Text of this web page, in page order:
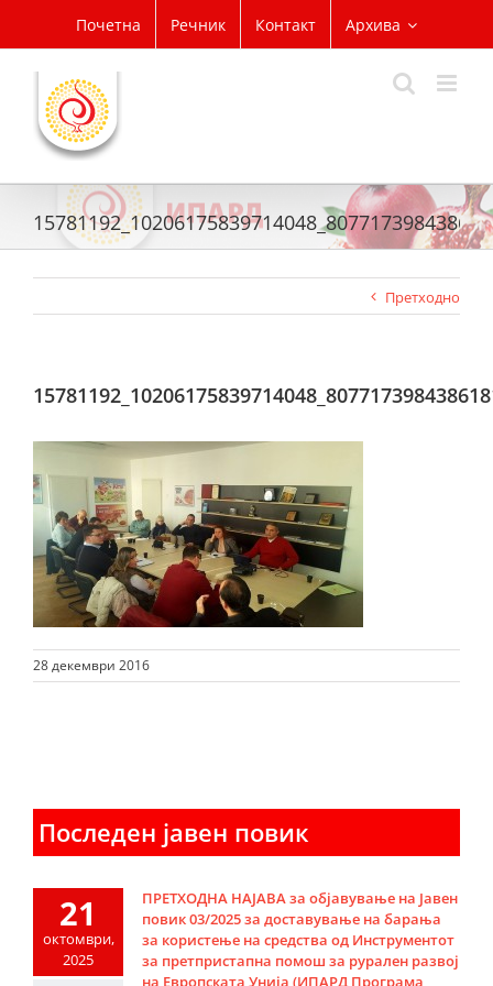
content
Почетна Речник Контакт Архива
Претходно
28 декември 2016
Последен јавен повик
21
октомври,
2025
ПРЕТХОДНА НАЈАВА за објавување на Јавен
повик 03/2025 за доставување на барања
за користење на средства од Инструментот
за претпристапна помош за рурален развој
на Европската Унија (ИПАРД Програма